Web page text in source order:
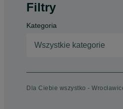
Filtry
Kategoria
Wszystkie kategorie
Dla Ciebie wszystko -